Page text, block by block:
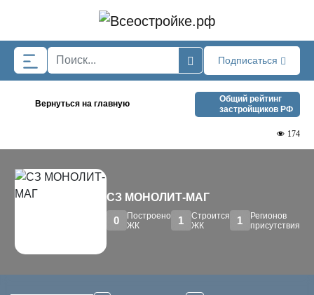
Подписаться
Вернуться на главную
Общий рейтинг
застройщиков РФ
174
СЗ МОНОЛИТ-МАГ
0
Построено
ЖК
1
Строится
ЖК
1
Регионов
присутствия